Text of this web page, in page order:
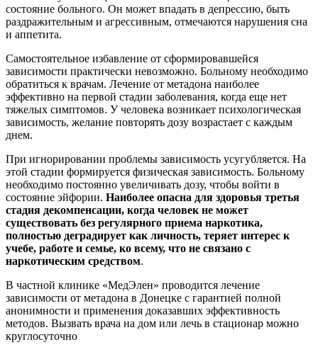
состояние больного. Он может впадать в депрессию, быть
раздражительным и агрессивным, отмечаются нарушения сна
и аппетита.
Самостоятельное избавление от сформировавшейся
зависимости практически невозможно. Больному необходимо
обратиться к врачам. Лечение от метадона наиболее
эффективно на первой стадии заболевания, когда еще нет
тяжелых симптомов. У человека возникает психологическая
зависимость, желание повторять дозу возрастает с каждым
днем.
При игнорировании проблемы зависимость усугубляется. На
этой стадии формируется физическая зависимость. Больному
необходимо постоянно увеличивать дозу, чтобы войти в
состояние эйфории. Наиболее опасна для здоровья третья
стадия декомпенсации, когда человек не может
существовать без регулярного приема наркотика,
полностью деградирует как личность, теряет интерес к
учебе, работе и семье, ко всему, что не связано с
наркотическим средством.
В частной клинике «МедЭлен» проводится лечение
зависимости от метадона в Донецке с гарантией полной
анонимности и применения доказавших эффективность
методов. Вызвать врача на дом или лечь в стационар можно
круглосуточно